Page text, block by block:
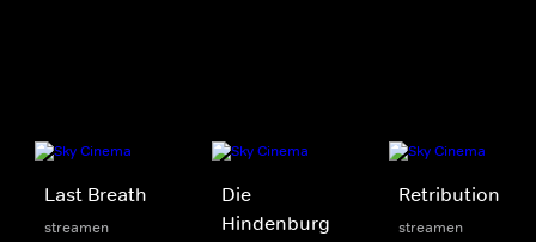
Last Breath
streamen
Die
Hindenburg
Retribution
streamen